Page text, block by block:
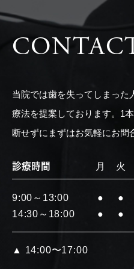
当院では歯を失ってしまった
療法を提案しております。1
断せずにまずはお気軽にお問
診療時間 月 火
9:00～13:00 ● ●
14:30～18:00
● ●
▲ 14:00〜17:00